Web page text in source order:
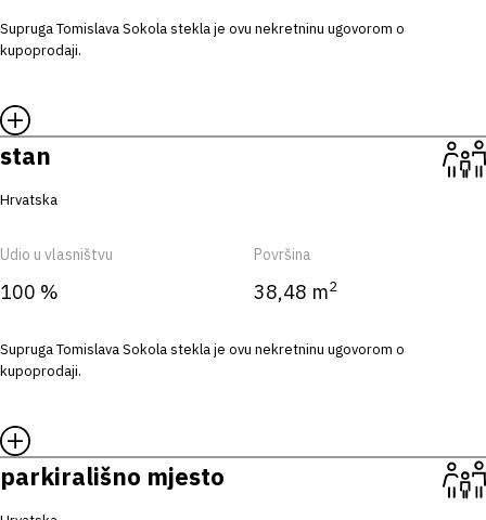
Supruga Tomislava Sokola stekla je ovu nekretninu ugovorom o
kupoprodaji.
stan
Hrvatska
Udio u vlasništvu
100 %
Površina
38,48 m2
Supruga Tomislava Sokola stekla je ovu nekretninu ugovorom o
kupoprodaji.
parkirališno mjesto